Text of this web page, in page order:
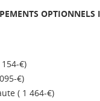
€)
€)
( 1 464-€)